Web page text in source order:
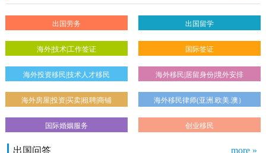
出国劳务 出国留学
海外|技术|工作签证 国际签证
海外投资移民|技术人才移民 海外移民|居留身份|境外安排
海外房屋|投资|买卖|租聘|商铺 海外移民律师(亚洲.欧美.澳）
国际婚姻服务 创业移民
出国问答 more »